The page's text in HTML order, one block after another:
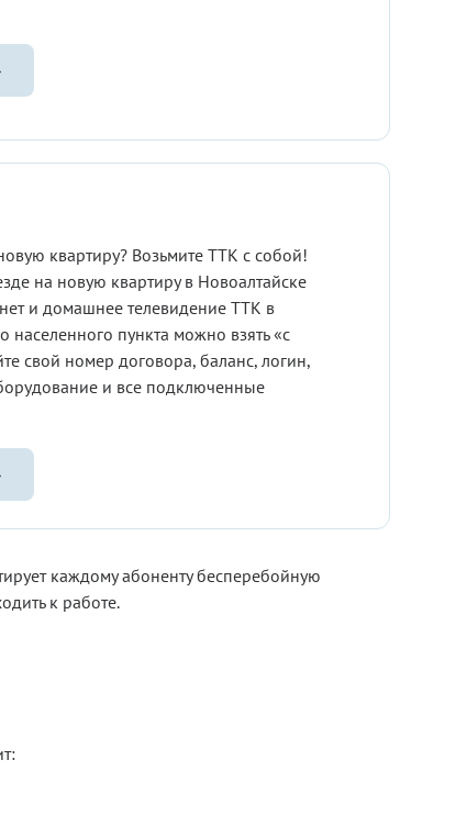
квартиру? Возьмите ТТК с собой!
на новую квартиру в Новоалтайске
и домашнее телевидение ТТК в
населенного пункта можно взять «с
свой номер договора, баланс, логин,
и все подключенные
каждому абоненту бесперебойную
к работе.